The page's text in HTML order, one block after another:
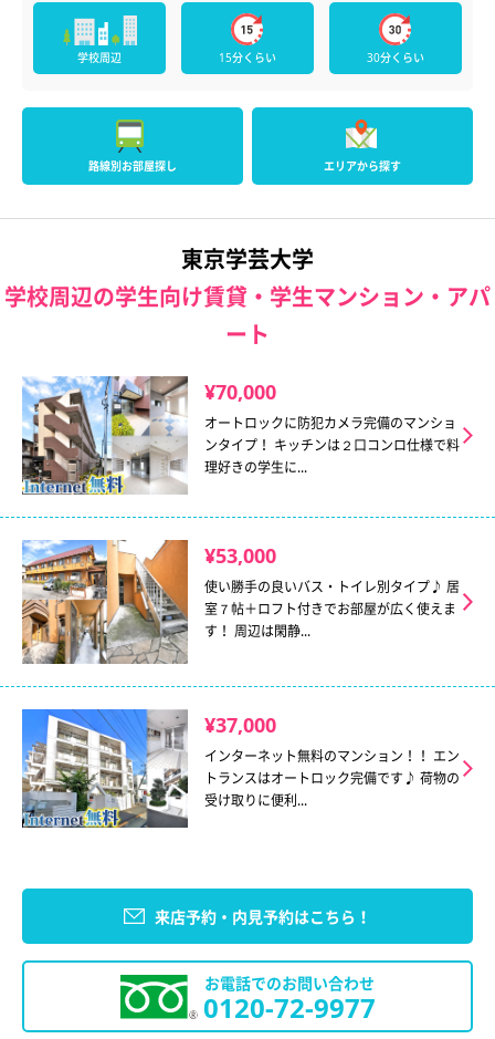
学校周辺 15分くらい 30分くらい
路線別お部屋探し エリアから探す
東京学芸大学
学校周辺の学生向け賃貸・学生マンション・アパ
ート
¥70,000
オートロックに防犯カメラ完備のマンショ
ンタイプ！ キッチンは２口コンロ仕様で料
理好きの学生に...
¥53,000
使い勝手の良いバス・トイレ別タイプ♪ 居
室７帖＋ロフト付きでお部屋が広く使えま
す！ 周辺は閑静...
¥37,000
インターネット無料のマンション！！ エン
トランスはオートロック完備です♪ 荷物の
受け取りに便利...
来店予約・内見予約はこちら！
お電話でのお問い合わせ
0120-72-9977